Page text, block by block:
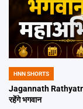
POSTED
IN
HNN SHORTS
Jagannath Rathyatra
रहेंगे भगवान